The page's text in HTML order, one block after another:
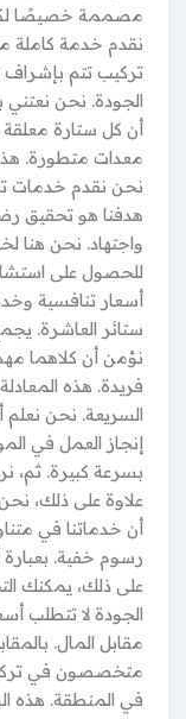
مصممة خصيصًا لكل
نقدم خدمة كاملة من
تركيب تتم بإشراف
الجودة. نحن
أن كل ستارة معلقة
معدات متطورة.
نحن نقدم خدمات
هدفنا هو تحقيق
واجتهاد. نحن هنا
أسعار تنافسية
ستائر العاشرة.
نؤمن أن كلاهما
فريدة. هذه
السريعة. نحن نعلم
إنجاز العمل في
بسرعة كبيرة. ثم،
علاوة على ذلك،
أن خدماتنا في
رسوم خفية. بعبارة
على ذلك، يمكنك
الجودة لا تتطلب
مقابل المال.
متخصصون في تركيب
في المنطقة. هذه